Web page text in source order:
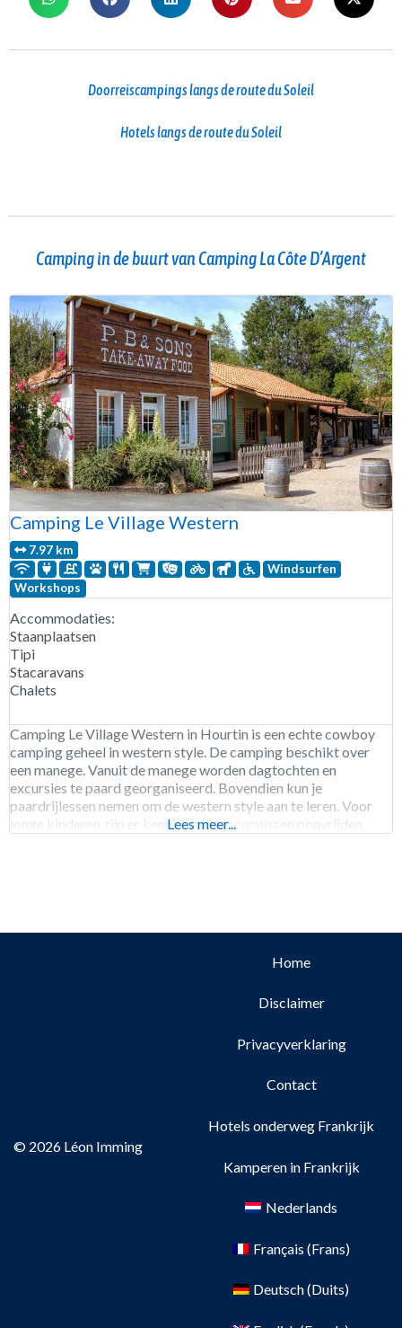
Doorreiscampings langs de route du Soleil
Hotels langs de route du Soleil
Camping in de buurt van Camping La Côte D’Argent
Camping Le Village Western
7.97 km
Windsurfen
Workshops
Accommodaties:
Staanplaatsen
Tipi
Stacaravans
Chalets
Camping Le Village Western in Hourtin is een echte cowboy
camping geheel in western style. De camping beschikt over
een manege. Vanuit de manege worden dagtochten en
excursies te paard georganiseerd. Bovendien kun je
paardrijlessen nemen om de western style aan te leren. Voor
jonge kinderen zijn er kennismakingscursussen ponyrijden.
Lees meer...
© 2026 Léon Imming
Home
Disclaimer
Privacyverklaring
Contact
Hotels onderweg Frankrijk
Kamperen in Frankrijk
Nederlands
Français (Frans)
Deutsch(Duits)